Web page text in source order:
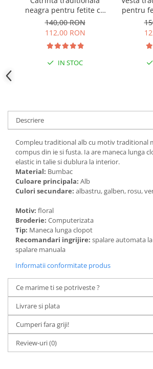
neagra pentru fetite cu
broderie florala rosie
Sonia 01
140,00 RON
112,00 RON
IN STOC
pentru
Descriere
Compleu traditional alb cu motiv traditional
compus din ie si fusta. Ia are maneca lunga
elastic in talie si dublura la interior.
Material: Bumbac
Culoare principala: Alb
Culori secundare: albastru, galben, rosu,
Motiv: floral
Broderie: Computerizata
Tip: Maneca lunga clopot
Recomandari ingrijire: spalare automata
spalare manuala
Informatii conformitate produs
Ce marime ti se potriveste ?
Livrare si plata
Cumperi fara griji!
Review-uri(0)